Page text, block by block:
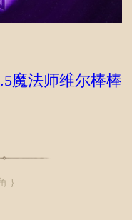
魔法师维尔棒棒
}